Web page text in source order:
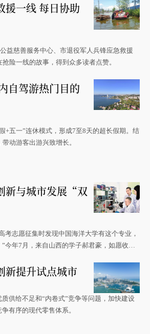
援一线 每日协助
益慈善服务中心、市退役军人兵锋应急救援
险一线的故事，得到众多读者点赞。
自驾游热门目的
+五一”连休模式，形成7至8天的超长假期。结
动游客出游兴致增长。
新与城市发展“双
志愿征集时发现中国海洋大学有这个专业，
今年7月，来自山西的学子郝君豪，如愿收到
新提升试点城市
供给不足和“内卷式”竞争等问题，加快建设
有序的现代零售体系。